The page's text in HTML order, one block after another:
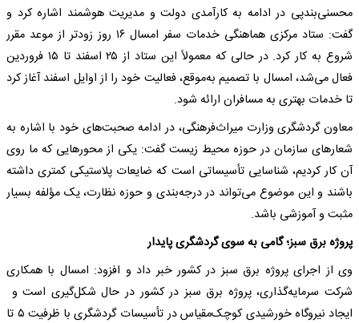
محسنی‌بندپی در ادامه به کارآمدی دولت و مدیریت هوشمند اشاره کرد و
گفت: ستاد مرکزی هماهنگی خدمات سفر امسال ۱۶ روز زودتر از موعد مقرر
شروع به کار کرد. در حالی که معمولاً این ستاد از ۲۵ اسفند تا ۱۵ فروردین
فعال می‌شد، امسال با تصمیم به‌موقع، فعالیت خود را از اوایل اسفند آغاز کرد
تا خدمات بهتری به مسافران ارائه شود.
معاون گردشگری وزارت میراث‌فرهنگی، در ادامه صحبت‌های خود با اشاره به
شعارهای سازمان در حوزه محیط زیست گفت: یکی از محورهایی که ما روی
آن کار کردیم، شناسایی تأسیساتی است که ضایعات پلاستیکی کمتری داشته
باشند و این موضوع می‌تواند در درجه‌بندی و حوزه نظارت، یک مؤلفه بسیار
مثبت و آموزشی باشد.
پروژه برق سبز؛ گامی به سوی گردشگری پایدار
وی از اجرای پروژه برق سبز در کشور خبر داد و افزود: امسال با همکاری
شرکت سرمایه‌گذاری، پروژه برق سبز در کشور در حال شکل‌گیری است و
ایجاد نیروگاه خورشیدی کوچک‌مقیاس در تأسیسات گردشگری با ظرفیت ۵ تا